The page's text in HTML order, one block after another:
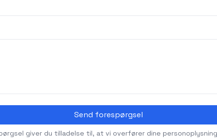
Send forespørgsel
giver du tilladelse til, at vi overfører dine